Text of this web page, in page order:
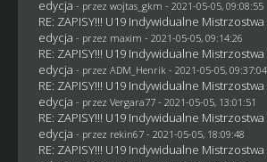
edycja - przez wojtas_gkm - 2021-05-05, 09:08:55
RE: ZAPISY!!! U19 Indywidualne Mistrzostwa
edycja - przez maxim - 2021-05-05, 09:14:26
RE: ZAPISY!!! U19 Indywidualne Mistrzostwa
edycja - przez ADM_Henrik - 2021-05-05, 09:37:04
RE: ZAPISY!!! U19 Indywidualne Mistrzostwa
edycja - przez Vergara77- 2021-05-05, 13:01:51
RE: ZAPISY!!! U19 Indywidualne Mistrzostwa
edycja - przez rekin67- 2021-05-05, 18:09:48
RE: ZAPISY!!! U19 Indywidualne Mistrzostwa